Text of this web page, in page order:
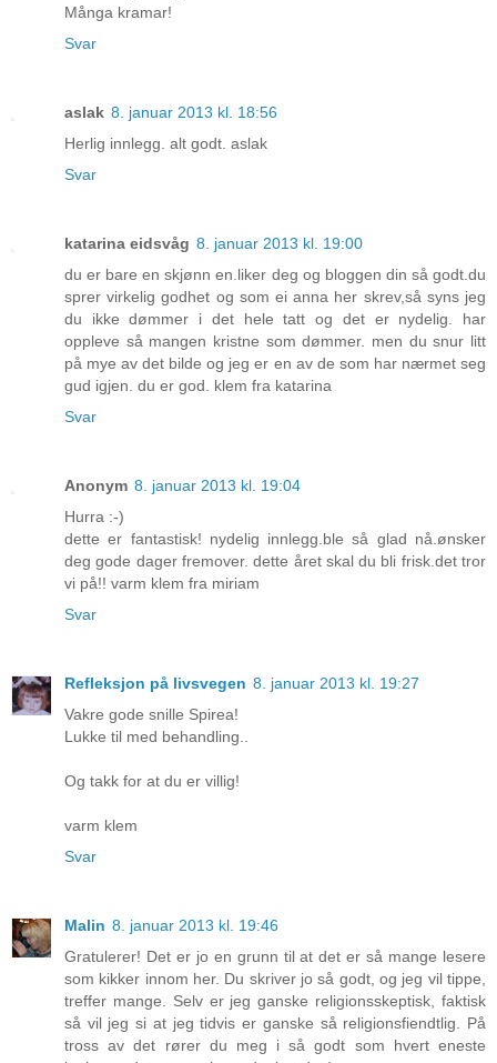
Många kramar!
Svar
aslak 8. januar 2013 kl. 18:56
Herlig innlegg. alt godt. aslak
Svar
katarina eidsvåg 8. januar 2013 kl. 19:00
du er bare en skjønn en.liker deg og bloggen din så godt.du
sprer virkelig godhet og som ei anna her skrev,så syns jeg
du ikke dømmer i det hele tatt og det er nydelig. har
oppleve så mangen kristne som dømmer. men du snur litt
på mye av det bilde og jeg er en av de som har nærmet seg
gud igjen. du er god. klem fra katarina
Svar
Anonym 8. januar 2013 kl. 19:04
Hurra :-)
dette er fantastisk! nydelig innlegg.ble så glad nå.ønsker
deg gode dager fremover. dette året skal du bli frisk.det tror
vi på!! varm klem fra miriam
Svar
Refleksjon på livsvegen 8. januar 2013 kl. 19:27
Vakre gode snille Spirea!
Lukke til med behandling..
Og takk for at du er villig!
varm klem
Svar
Malin 8. januar 2013 kl. 19:46
Gratulerer! Det er jo en grunn til at det er så mange lesere
som kikker innom her. Du skriver jo så godt, og jeg vil tippe,
treffer mange. Selv er jeg ganske religionsskeptisk, faktisk
så vil jeg si at jeg tidvis er ganske så religionsfiendtlig. På
tross av det rører du meg i så godt som hvert eneste